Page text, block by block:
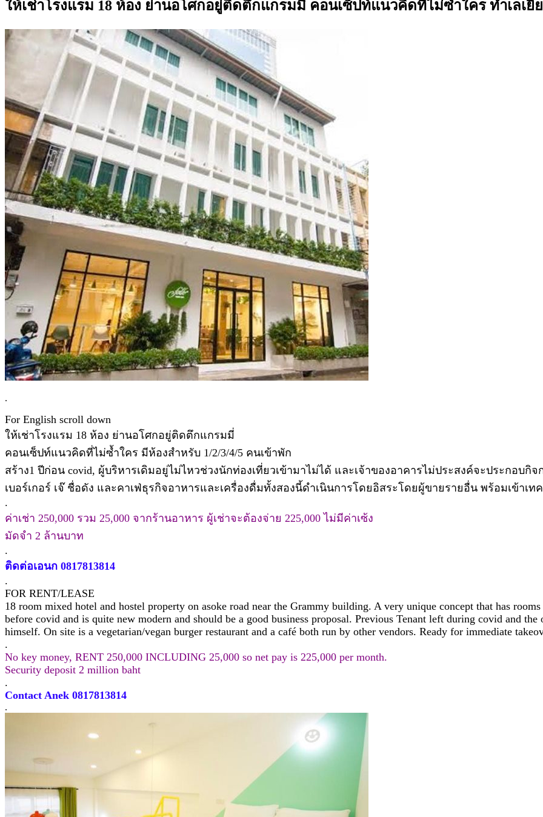
ให้เช่าโรงแรม 18 ห้อง ย่านอโศกอยู่ติดตึกแกรมมี่ คอนเซ็ปท์แนวคิดที่ไม่ซ้ำใคร ทำเลเยี่ย
.
For English scroll down
ให้เช่าโรงแรม 18 ห้อง ย่านอโศกอยู่ติดตึกแกรมมี่
คอนเซ็ปท์แนวคิดที่ไม่ซ้ำใคร มีห้องสำหรับ 1/2/3/4/5 คนเข้าพัก
สร้าง1 ปีก่อน covid, ผู้บริหารเดิมอยู่ไม่ไหวช่วงนักท่องเที่ยวเข้ามาไม่ได้ และเจ้าของอาคารไม่ประสงค์จะประกอบกิ
เบอร์เกอร์ เจ๊ ชื่อดัง และคาเฟ่ธุรกิจอาหารและเครื่องดื่มทั้งสองนี้ดำเนินการโดยอิสระโดยผู้ขายรายอื่น พร้อมเข้าเท
.
ค่าเช่า 250,000 รวม 25,000 จากร้านอาหาร ผู้เช่าจะต้องจ่าย 225,000 ไม่มีค่าเซ้ง
มัดจำ 2 ล้านบาท
.
ติดต่อเอนก 0817813814
.
FOR RENT/LEASE
18 room mixed hotel and hostel property on asoke road near the Grammy building. A very unique concept that has
before covid and is quite new modern and should be a good business proposal. Previous Tenant left during covid and
himself. On site is a vegetarian/vegan burger restaurant and a café both run by other vendors. Ready for immediate
.
No key money, RENT 250,000 INCLUDING 25,000 so net pay is 225,000 per month.
Security deposit 2 million baht
.
Contact Anek 0817813814
.